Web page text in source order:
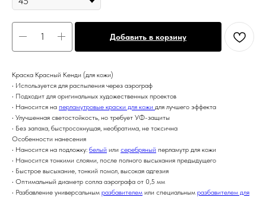
Добавить в корзину
Краска Красный Кенди (для кожи)
• Используется для распыления через аэрограф
• Подходит для оригинальных художественных проектов
• Наносится на перламутровые краски для кожи для лучшего эффекта
• Улучшенная светостойкость, но требует УФ-защиты
• Без запаха, быстросохнущая, необратима, не токсична
Особенности нанесения
• Наносится на подложку: белый или серебряный перламутр для кожи
• Наносится тонкими слоями, после полного высыхания предыдущего
• Быстрое высыхание, тонкий помол, высокая адгезия
• Оптимальный диаметр сопла аэрографа от 0,5 мм
• Разбавление универсальным разбавителем или специальным разбавителем для